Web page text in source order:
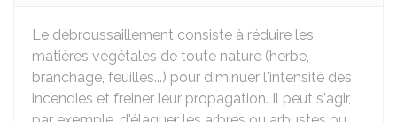
Le débroussaillement consiste à réduire les
matières végétales de toute nature (herbe,
branchage, feuilles...) pour diminuer l'intensité des
incendies et freiner leur propagation. Il peut s'agir,